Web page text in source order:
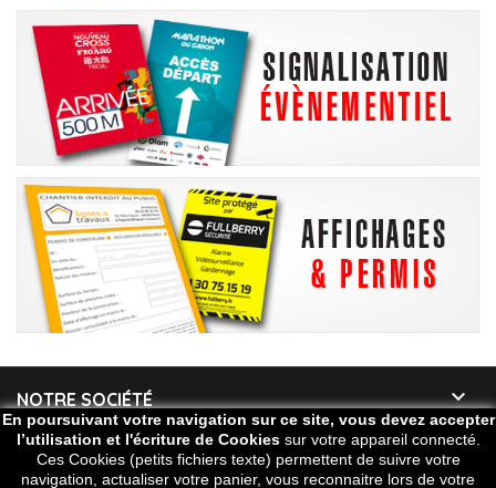
NOTRE SOCIÉTÉ 
VOTRE COMPTE 
En poursuivant votre navigation sur ce site, vous devez accepter
l’utilisation et l'écriture de Cookiessur votre appareil connecté.
Ces Cookies (petits fichiers texte) permettent de suivre votre
navigation, actualiser votre panier, vous reconnaitre lors de votre